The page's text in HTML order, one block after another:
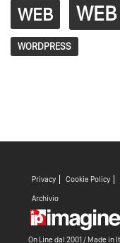
WEB
WORDPRESS
Privacy Cookie Policy
Archivio
On Line dal 2001 / Made in